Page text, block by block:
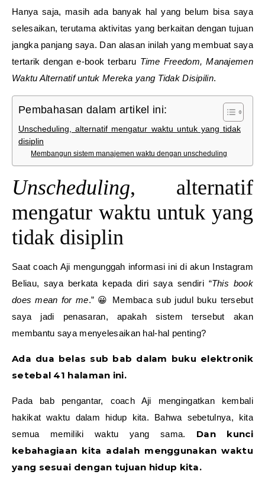
Hanya saja, masih ada banyak hal yang belum bisa saya
selesaikan, terutama aktivitas yang berkaitan dengan tujuan
jangka panjang saya. Dan alasan inilah yang membuat saya
tertarik dengan e-book terbaru Time Freedom, Manajemen
Waktu Alternatif untuk Mereka yang Tidak Disipilin.
Pembahasan dalam artikel ini:
Unscheduling, alternatif mengatur waktu untuk yang tidak
disiplin
Membangun sistem manajemen waktu dengan unscheduling
Unscheduling, alternatif
mengatur waktu untuk yang
tidak disiplin
Saat coach Aji mengunggah informasi ini di akun Instagram
Beliau, saya berkata kepada diri saya sendiri “This book
does mean for me.” 😀 Membaca sub judul buku tersebut
saya jadi penasaran, apakah sistem tersebut akan
membantu saya menyelesaikan hal-hal penting?
Ada dua belas sub bab dalam buku elektronik
setebal 41 halaman ini.
Pada bab pengantar, coach Aji mengingatkan kembali
hakikat waktu dalam hidup kita. Bahwa sebetulnya, kita
semua memiliki waktu yang sama. Dan kunci
kebahagiaan kita adalah menggunakan waktu
yang sesuai dengan tujuan hidup kita.